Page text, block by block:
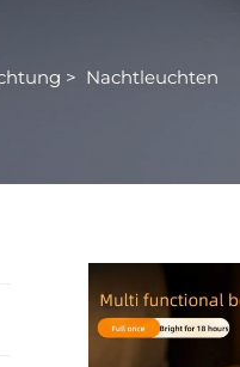
> Nachtleuchten